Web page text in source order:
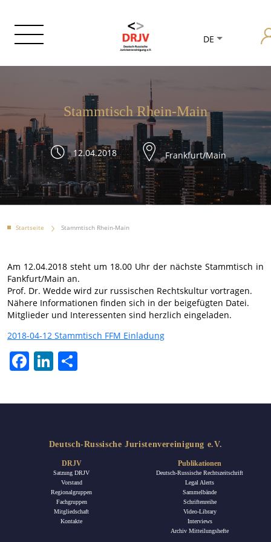
DE
Stammtisch Rhein-Main
12.04.2018 Frankfurt/Main
Startseite Stammtisch Rhein-Main
Am 12.04.2018 steht um 18.00 Uhr der nächste Stammtisch in
Fankfurt/Main an.
Prof. Dr. Wedde wird zur russischen Rechtskultur vortragen.
Nähere Informationen finden sich in der beigefügten Datei.
Mitglieder und Interessenten sind herzlich eingeladen.
2018-04-12 Stammtisch FFM Einladung
FacebookLinkedIn
Deutsch-Russische Juristenvereinigung e.V.
DRJV
Satzung DRJV
Vorstand
Regionalgruppen
Fachgruppen
Mitgliedschaft
Kontakte
Publikationen
Deutsch-Russische Rechtszeitschrift
Legal Alerts
Sammelbände
Schriftenreihe
Video-Library
Interviews
Archiv Mitteilungshefte